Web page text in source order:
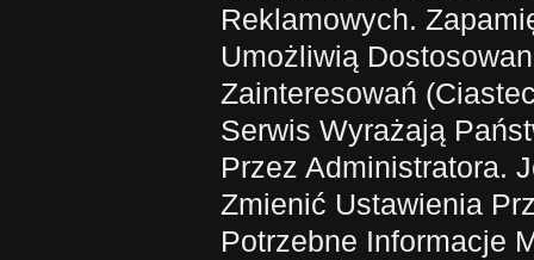
Reklamowych.
Umożliwią
Zainteresowań
Serwis Wyrażają
Przez Administratora.
Zmienić Ustawienia
Potrzebne Informacje